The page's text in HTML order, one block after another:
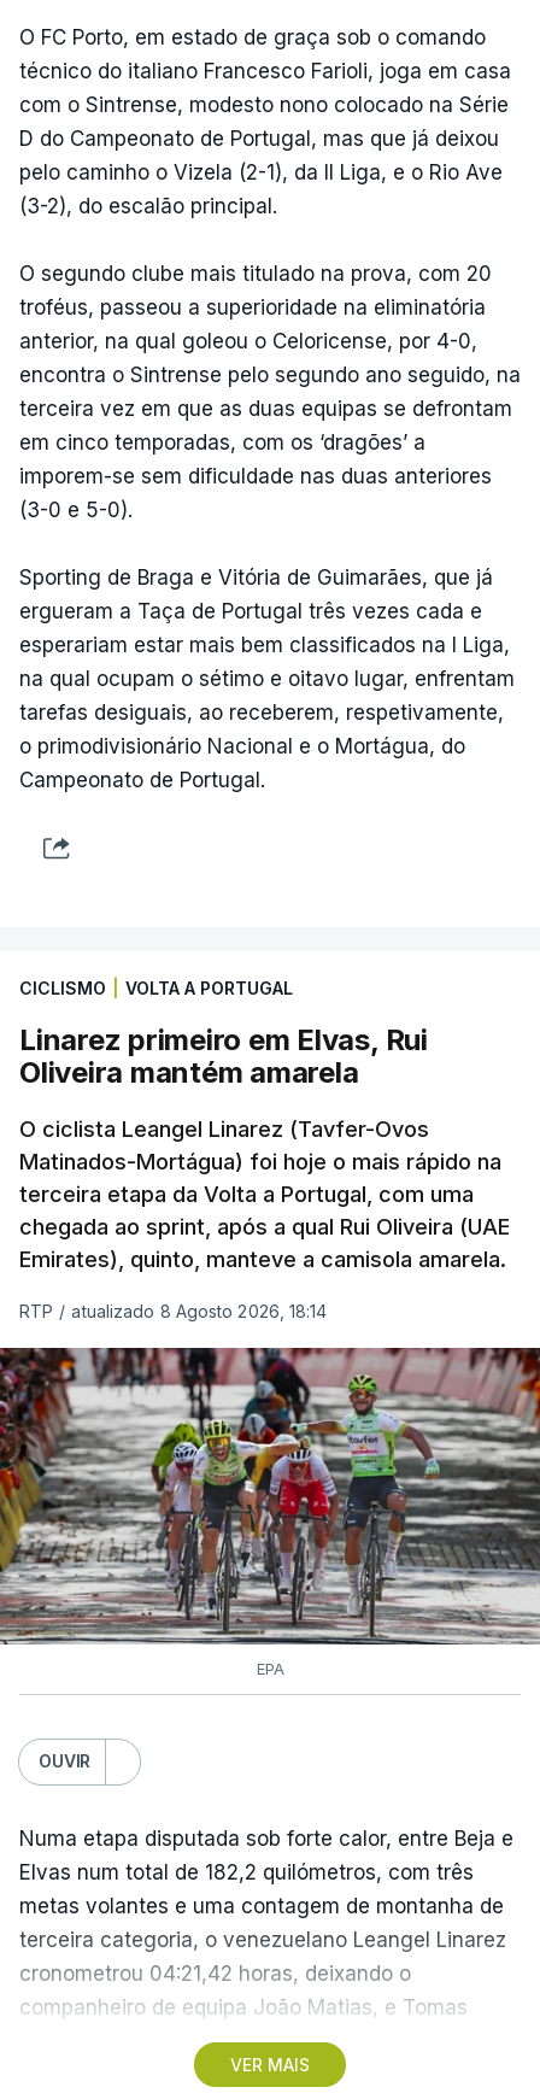
O FC Porto, em estado de graça sob o comando
técnico do italiano Francesco Farioli, joga em casa
com o Sintrense, modesto nono colocado na Série
D do Campeonato de Portugal, mas que já deixou
pelo caminho o Vizela (2-1), da II Liga, e o Rio Ave
(3-2), do escalão principal.
O segundo clube mais titulado na prova, com 20
troféus, passeou a superioridade na eliminatória
anterior, na qual goleou o Celoricense, por 4-0,
encontra o Sintrense pelo segundo ano seguido, na
terceira vez em que as duas equipas se defrontam
em cinco temporadas, com os ‘dragões’ a
imporem-se sem dificuldade nas duas anteriores
(3-0 e 5-0).
Sporting de Braga e Vitória de Guimarães, que já
ergueram a Taça de Portugal três vezes cada e
esperariam estar mais bem classificados na I Liga,
na qual ocupam o sétimo e oitavo lugar, enfrentam
tarefas desiguais, ao receberem, respetivamente,
o primodivisionário Nacional e o Mortágua, do
Campeonato de Portugal.
CICLISMO VOLTA A PORTUGAL
Linarez primeiro em Elvas, Rui
Oliveira mantém amarela
O ciclista Leangel Linarez (Tavfer-Ovos
Matinados-Mortágua) foi hoje o mais rápido na
terceira etapa da Volta a Portugal, com uma
chegada ao sprint, após a qual Rui Oliveira (UAE
Emirates), quinto, manteve a camisola amarela.
RTP / atualizado 8 Agosto 2026, 18:14
EPA
OUVIR
VER MAIS
Numa etapa disputada sob forte calor, entre Beja e
Elvas num total de 182,2 quilómetros, com três
metas volantes e uma contagem de montanha de
terceira categoria, o venezuelano Leangel Linarez
cronometrou 04:21,42 horas, deixando o
companheiro de equipa João Matias, e Tomas
Contte, da Aviludo-Louletano-Loulé, nas segunda e
terceira posições, respetivamente.